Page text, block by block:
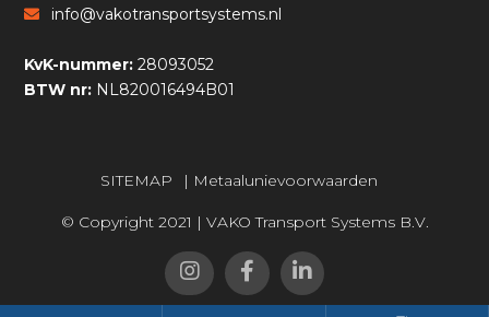
info@vakotransportsystems.nl
KvK-nummer: 28093052
BTW nr: NL820016494B01
SITEMAP | Metaalunievoorwaarden
© Copyright 2021 | VAKO Transport Systems B.V.